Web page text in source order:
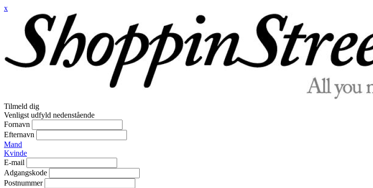
x
Tilmeld dig
Venligst udfyld nedenstående
Fornavn
Efternavn
Mand
Kvinde
E-mail
Adgangskode
Postnummer